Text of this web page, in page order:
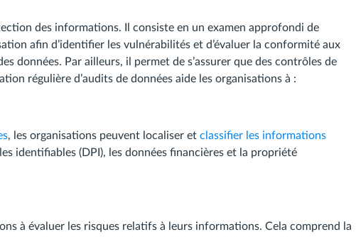
des informations. Il consiste en un examen approfondi de
afin d’identifier les vulnérabilités et d’évaluer la conformité aux
données. Par ailleurs, il permet de s’assurer que des contrôles de
régulière d’audits de données aide les organisations à :
, les organisations peuvent localiser et classifier les informations
identifiables (DPI), les données financières et la propriété
à évaluer les risques relatifs à leurs informations. Cela comprend la